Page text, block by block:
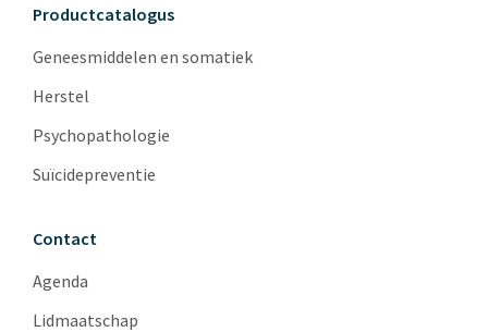
Productcatalogus
Geneesmiddelen en somatiek
Herstel
Psychopathologie
Suïcidepreventie
Contact
Agenda
Lidmaatschap